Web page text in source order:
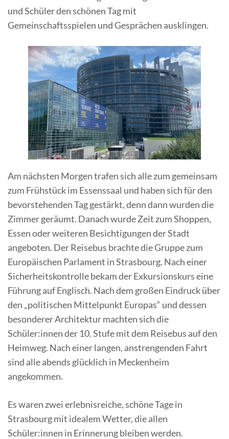
und Schüler den schönen Tag mit
Gemeinschaftsspielen und Gesprächen ausklingen.
Am nächsten Morgen trafen sich alle zum gemeinsam
zum Frühstück im Essenssaal und haben sich für den
bevorstehenden Tag gestärkt, denn dann wurden die
Zimmer geräumt. Danach wurde Zeit zum Shoppen,
Essen oder weiteren Besichtigungen der Stadt
angeboten. Der Reisebus brachte die Gruppe zum
Europäischen Parlament in Strasbourg. Nach einer
Sicherheitskontrolle bekam der Exkursionskurs eine
Führung auf Englisch. Nach dem großen Eindruck über
den „politischen Mittelpunkt Europas“ und dessen
besonderer Architektur machten sich die
Schüler:innen der 10. Stufe mit dem Reisebus auf den
Heimweg. Nach einer langen, anstrengenden Fahrt
sind alle abends glücklich in Meckenheim
angekommen.
Es waren zwei erlebnisreiche, schöne Tage in
Strasbourg mit idealem Wetter, die allen
Schüler:innen in Erinnerung bleiben werden.